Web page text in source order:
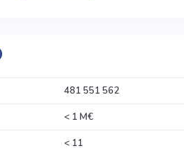
481 551 562
< 1 M€
< 11